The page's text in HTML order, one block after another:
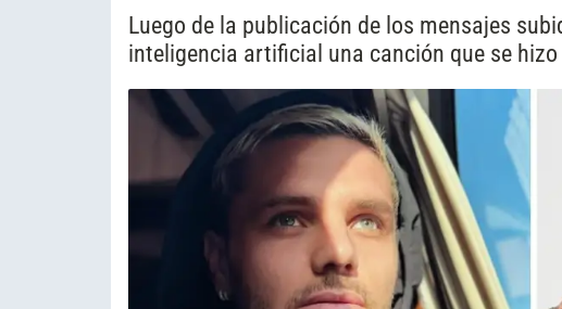
Luego de la publicación de los mensajes
inteligencia artificial una canción que se